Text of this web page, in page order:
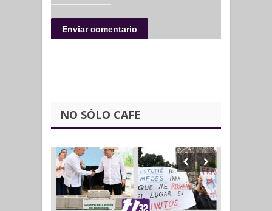
NO SÓLO CAFE